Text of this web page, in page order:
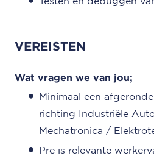
VEREISTEN
Wat vragen we van jou;
Minimaal een
richting Industriële
Mechatronica /
Pre is relevante